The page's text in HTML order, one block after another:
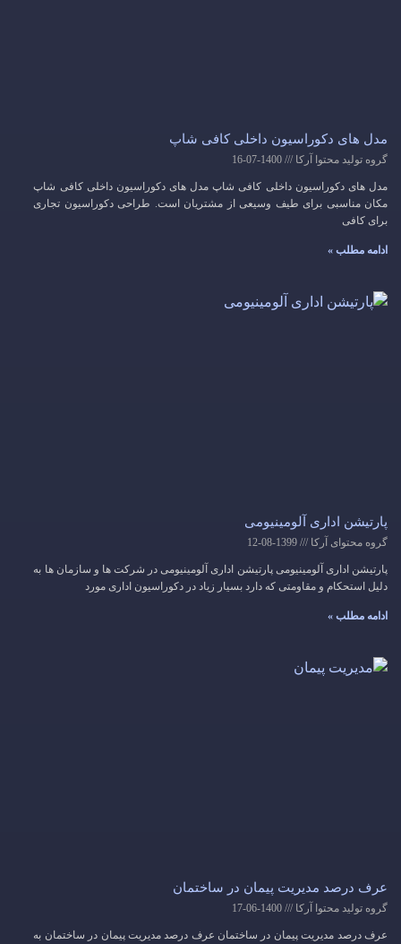
مدل های دکوراسیون داخلی کافی شاپ
گروه تولید محتوا آرکا
مدل های دکوراسیون داخلی کافی شاپ مدل های دکوراسیون داخلی کافی شاپ
مکان مناسبی برای طیف وسیعی از مشتریان است. طراحی دکوراسیون تجاری
برای کافی
ادامه مطلب »
پارتیشن اداری آلومینیومی
گروه محتوای آرکا
پارتیشن اداری آلومینیومی پارتیشن اداری آلومینیومی در شرکت ها و سازمان ها به
دلیل استحکام و مقاومتی که دارد بسیار زیاد در دکوراسیون اداری مورد
ادامه مطلب »
عرف درصد مدیریت پیمان در ساختمان
گروه تولید محتوا آرکا
عرف درصد مدیریت پیمان در ساختمان عرف درصد مدیریت پیمان در ساختمان به